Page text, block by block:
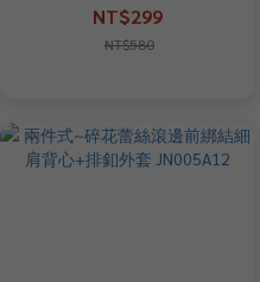
NT$299
NT$580